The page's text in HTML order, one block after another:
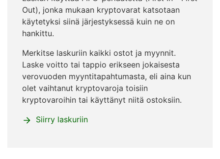
Out), jonka mukaan kryptovarat katsotaan
käytetyksi siinä järjestyksessä kuin ne on
hankittu.
Merkitse laskuriin kaikki ostot ja myynnit.
Laske voitto tai tappio erikseen jokaisesta
verovuoden myyntitapahtumasta, eli aina kun
olet vaihtanut kryptovaroja toisiin
kryptovaroihin tai käyttänyt niitä ostoksiin.
Siirry laskuriin